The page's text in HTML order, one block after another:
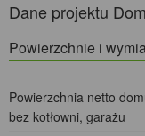
Dane projektu
Powierzchnie i
Powierzchnia netto
bez kotłowni, garażu